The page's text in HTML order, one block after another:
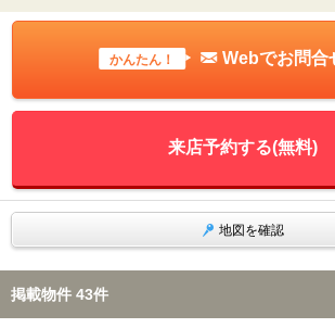
かんたん！ Webでお問合
来店予約する(無料)
地図を確認
掲載物件 43件